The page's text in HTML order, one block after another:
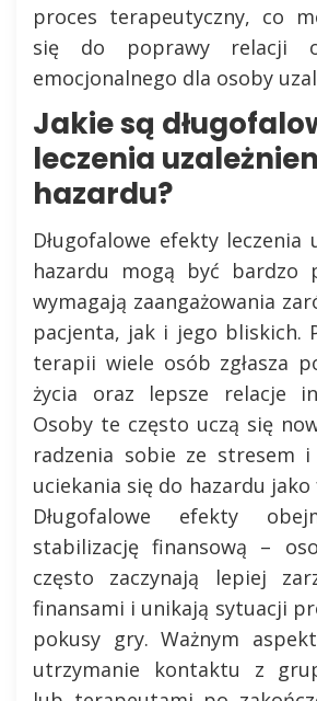
proces terapeutyczny, co
się do poprawy relacji
emocjonalnego dla osoby
Jakie są
leczenia
hazardu?
Długofalowe efekty leczenia
hazardu mogą być bardzo
wymagają zaangażowania
pacjenta, jak i jego bliskich.
terapii wiele osób zgłasza
życia oraz lepsze relacje
Osoby te często uczą się
radzenia sobie ze stresem
uciekania się do hazardu
Długofalowe efekty
stabilizację finansową –
często zaczynają lepiej
finansami i unikają sytuacji
pokusy gry. Ważnym
utrzymanie kontaktu z